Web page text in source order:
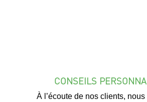
CONSEILS
À l’écoute de nos clients,